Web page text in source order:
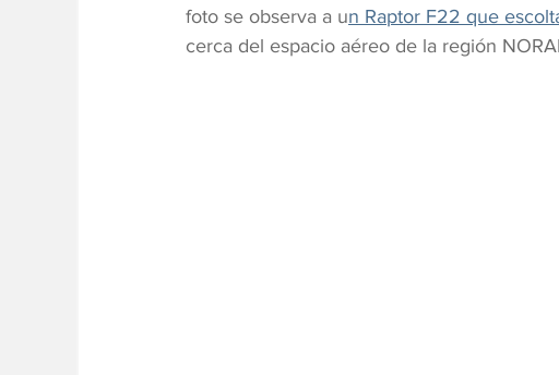
foto se observa a un Raptor F22 que
cerca del espacio aéreo de la región